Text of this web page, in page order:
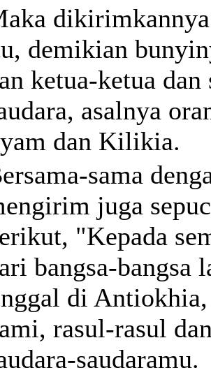
demikian
ketua-ketua dan
asalnya
dan Kilikia.
sama
juga
"Kepada
bangsa-bangsa
di
rasul-rasul
saudaramu.